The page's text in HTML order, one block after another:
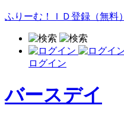
ふりーむ！ＩＤ登録（無料）
ログイン
バースデイ